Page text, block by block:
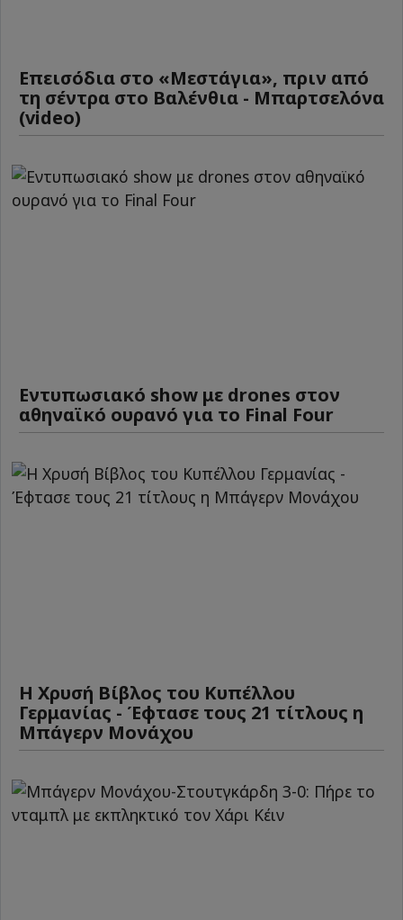
Επεισόδια στο «Μεστάγια», πριν από
τη σέντρα στο Βαλένθια - Μπαρτσελόνα
(video)
Εντυπωσιακό show με drones στον
αθηναϊκό ουρανό για το Final Four
Η Χρυσή Βίβλος του Κυπέλλου
Γερμανίας - Έφτασε τους 21 τίτλους η
Μπάγερν Μονάχου